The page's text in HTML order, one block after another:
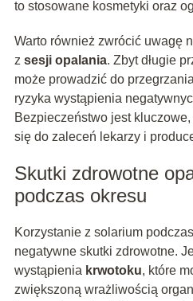
to stosowane kosmetyki oraz
Warto również zwrócić uwagę
z sesji opalania. Zbyt długie
może prowadzić do
ryzyka wystąpienia
Bezpieczeństwo jest
się do zaleceń lekarzy i
Skutki zdrowotne
podczas okresu
Korzystanie z solarium
negatywne skutki zdrowotne.
wystąpienia krwotoku, które
zwiększoną wrażliwością